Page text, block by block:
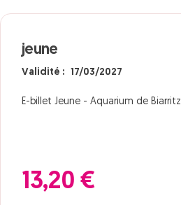
jeune
Validité : 17/03/2027
E-billet Jeune - Aquarium de Biarritz
13,20 €